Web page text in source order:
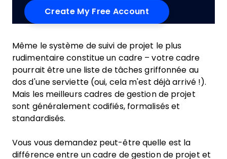
Même le système de suivi de projet le plus
rudimentaire constitue un cadre – votre cadre
pourrait être une liste de tâches griffonnée au
dos d'une serviette (oui, cela m'est déjà arrivé !).
Mais les meilleurs cadres de gestion de projet
sont généralement codifiés, formalisés et
standardisés.
Vous vous demandez peut-être quelle est la
différence entre un cadre de gestion de projet et